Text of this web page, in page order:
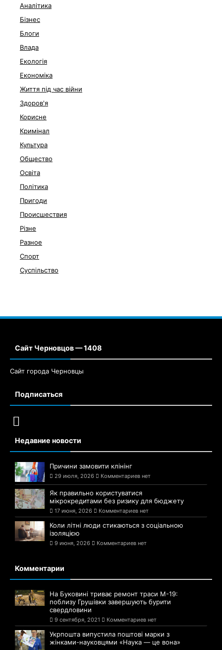
Аналітика
Бізнес
Блоги
Влада
Екологія
Економіка
Життя під час війни
Здоров'я
Корисне
Кримінал
Культура
Общество
Освіта
Політика
Пригоди
Происшествия
Різне
Разное
Спорт
Суспільство
Сайт Черновцов — 1408
Сайт города Черновцы
Подписаться
Недавние новости
Причини замовити клінінг
29 июля, 2026 Комментариев нет
Як правильно користуватися
мікрокредитами без ризику для бюджету
17 июня, 2026 Комментариев нет
Коли літні люди стикаються з соціальною
ізоляцією
9 июня, 2026 Комментариев нет
Комментарии
На Буковині триває ремонт траси М-19:
поблизу Грушівки завершують бурити
свердловини
9 сентября, 2021 Комментариев нет
Укрпошта випустила поштові марки з
жінками-науковцями «Наука — це вона»